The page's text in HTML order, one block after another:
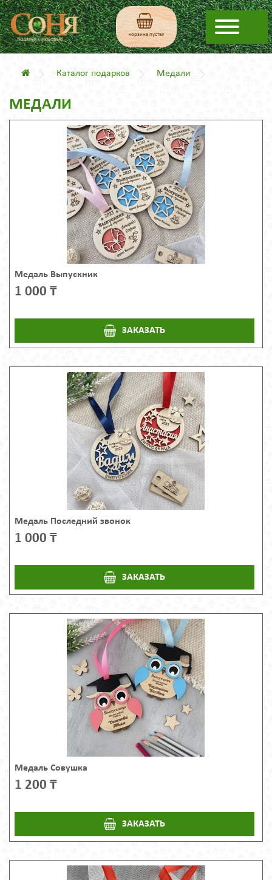
корзина пустая
Каталог подарков Медали
МЕДАЛИ
Медаль Выпускник
1 000 ₸
ЗАКАЗАТЬ
Медаль Последний звонок
1 000 ₸
ЗАКАЗАТЬ
Медаль Совушка
1 200 ₸
ЗАКАЗАТЬ